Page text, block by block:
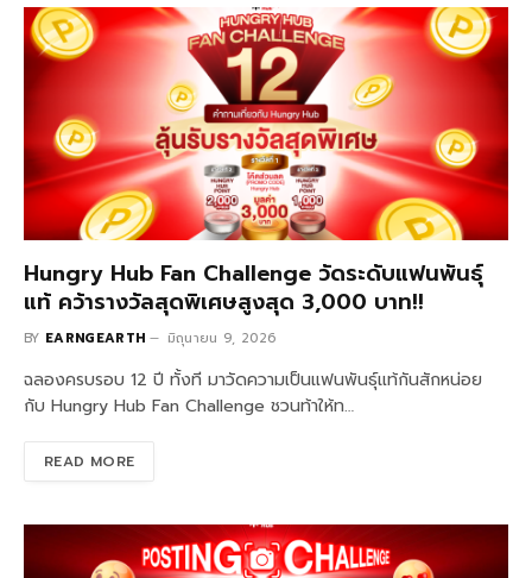
Hungry Hub Fan Challenge วัดระดับแฟนพันธุ์
แท้ คว้ารางวัลสุดพิเศษสูงสุด 3,000 บาท!!
BY EARNGEARTH มิถุนายน 9, 2026
ฉลองครบรอบ 12 ปี ทั้งที มาวัดความเป็นแฟนพันธุ์แท้กันสักหน่อย
กับ Hungry Hub Fan Challenge ชวนท้าให้ท…
READ MORE